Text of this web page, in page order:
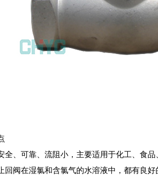
全、可靠、流阻小，主要适用于化工、食
回阀在湿氯和含氯气的水溶液中，都有良